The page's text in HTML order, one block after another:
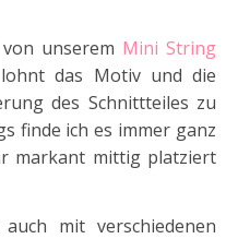
unserem Mini String
das Motiv und die
des Schnittteiles zu
finde ich es immer ganz
markant mittig platziert
mit verschiedenen